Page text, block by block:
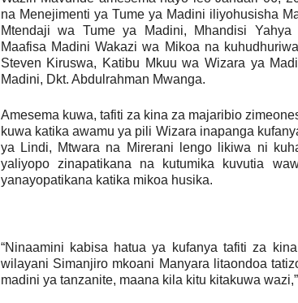
na Menejimenti ya Tume ya Madini iliyohusisha
Mtendaji wa Tume ya Madini, Mhandisi Yahya
Maafisa Madini Wakazi wa Mikoa na
Steven Kiruswa, Katibu Mkuu wa Wizara ya
Madini, Dkt. Abdulrahman Mwanga.
Amesema kuwa, tafiti za kina za majaribio
kuwa katika awamu ya pili Wizara inapanga
ya Lindi, Mtwara na Mirerani lengo likiwa ni
yaliyopo zinapatikana na kutumika kuvutia
yanayopatikana katika mikoa husika.
“Ninaamini kabisa hatua ya kufanya tafiti za
wilayani Simanjiro mkoani Manyara litaondoa
madini ya tanzanite, maana kila kitu kitakuwa